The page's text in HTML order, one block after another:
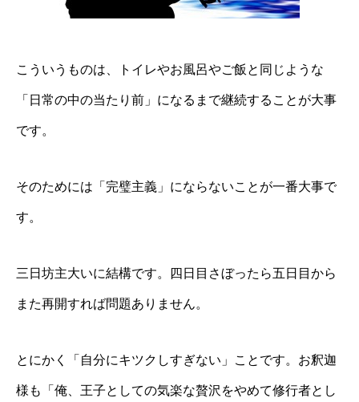
こういうものは、トイレやお風呂やご飯と同じような
「日常の中の当たり前」になるまで継続することが大事
です。
そのためには「完璧主義」にならないことが一番大事で
す。
三日坊主大いに結構です。四日目さぼったら五日目から
また再開すれば問題ありません。
とにかく「自分にキツクしすぎない」ことです。お釈迦
様も「俺、王子としての気楽な贅沢をやめて修行者とし